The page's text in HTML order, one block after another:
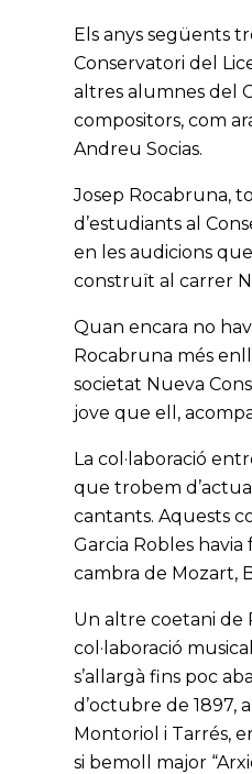
Els anys següents
Conservatori del
altres alumnes del
compositors, com
Andreu Socias.
Josep Rocabruna,
d’estudiants al
en les audicions
construït al carrer
Quan encara no
Rocabruna més
societat Nueva
jove que ell,
La col·laboració
que trobem
cantants. Aquests
Garcia Robles
cambra de Mozart,
Un altre coetani de
col·laboració
s’allargà fins poc
d’octubre de 1897,
Montoriol i Tarrés,
si bemoll major